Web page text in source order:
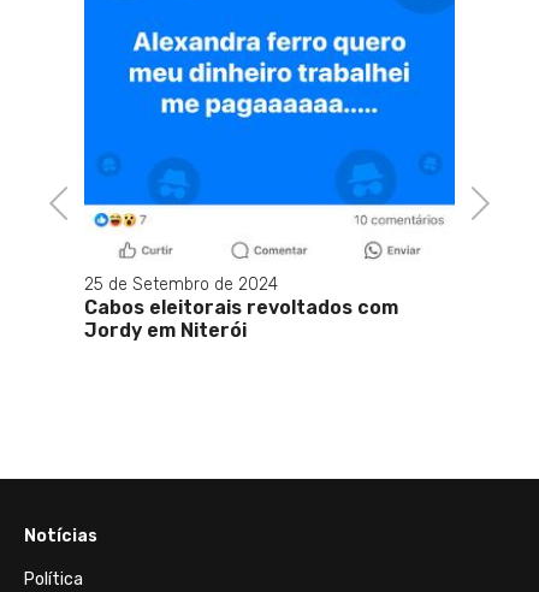
Previous
25 de Setembro de 2024
Cabos eleitorais revoltados com
Jordy em Niterói
Next
Notícias
Política